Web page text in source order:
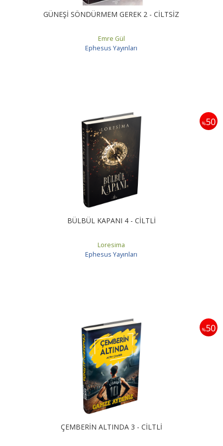
GÜNEŞİ SÖNDÜRMEM GEREK 2 - CİLTSİZ
Emre Gül
Ephesus Yayınları
%50
BÜLBÜL KAPANI 4 - CİLTLİ
Loresima
Ephesus Yayınları
%50
ÇEMBERİN ALTINDA 3 - CİLTLİ